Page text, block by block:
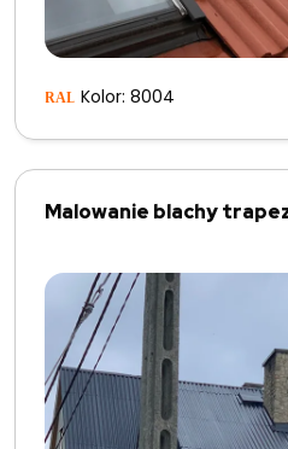
Kolor: 8004
Malowanie blachy